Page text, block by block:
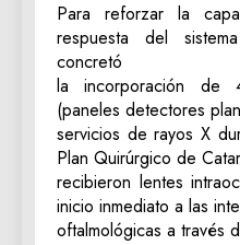
Para reforzar la
respuesta del
concretó
la incorporación de
(paneles detectores
servicios de rayos X
Plan Quirúrgico de
recibieron lentes
inicio inmediato a las
oftalmológicas a través